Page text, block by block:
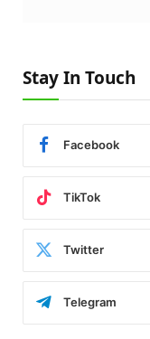
Stay In Touch
Facebook
TikTok
Twitter
Telegram